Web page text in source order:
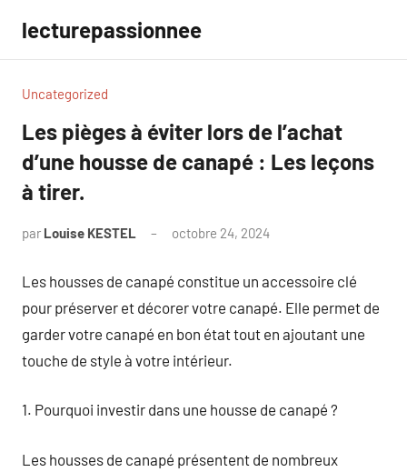
contenu
lecturepassionnee
Uncategorized
Les pièges à éviter lors de l’achat
d’une housse de canapé : Les leçons
à tirer.
par Louise KESTEL octobre 24, 2024
Les housses de canapé constitue un accessoire clé
pour préserver et décorer votre canapé. Elle permet de
garder votre canapé en bon état tout en ajoutant une
touche de style à votre intérieur.
1. Pourquoi investir dans une housse de canapé ?
Les housses de canapé présentent de nombreux